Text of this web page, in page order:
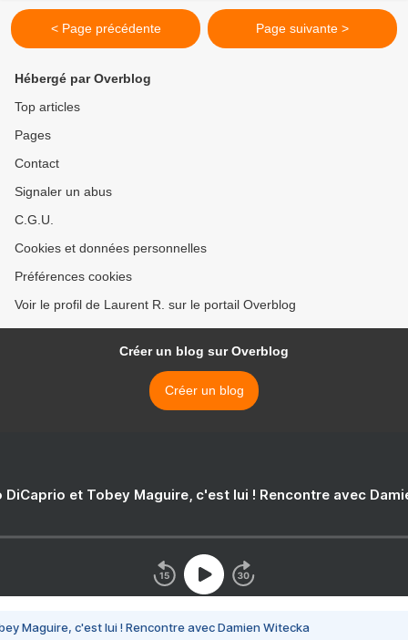
< Page précédente Page suivante >
Hébergé par Overblog
Top articles
Pages
Contact
Signaler un abus
C.G.U.
Cookies et données personnelles
Préférences cookies
Voir le profil de Laurent R. sur le portail Overblog
Créer un blog sur Overblog
Créer un blog
DiCaprio et Tobey Maguire, c'est lui ! Rencontre avec
Maguire, c'est lui ! Rencontre avec Damien Witecka